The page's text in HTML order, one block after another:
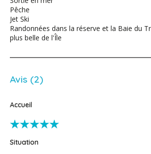
Pêche
Jet Ski
Randonnées dans la réserve et la Baie du
plus belle de l'Île
Avis (2)
Accueil
Situation